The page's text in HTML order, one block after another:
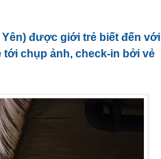
được giới trẻ biết đến với
tới chụp ảnh, check-in bởi vẻ